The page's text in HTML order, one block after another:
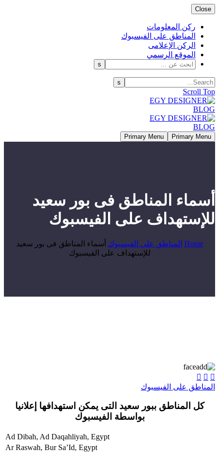
Close
ركن المعلومات
المناطق على الفيسبوك
الركن الإعلامى
الموقع الرسمي
Scroll Top
Primary Menu
Primary Menu
أسماء المناطق فى بور سعيد
للإستهداف على الفيسبوك
Home المناطق على الفيسبوك أسماء المناطق فى بور سعيد
للإستهداف على الفيسبوك
  
المناطق على الفيسبوك
كل المناطق ببور سعيد التى يمكن استهدافها إعلانيا
بواسطة الفيسبوك
Ad Dibah, Ad Daqahliyah, Egypt
Ar Raswah, Bur Sa’Id, Egypt